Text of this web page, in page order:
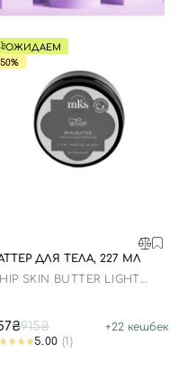
ОЖИДАЕМ
ДЛЯ ТЕЛА, 227 МЛ
SKIN BUTTER LIGHT
915₴ +22 кешбек
5.00 (1)